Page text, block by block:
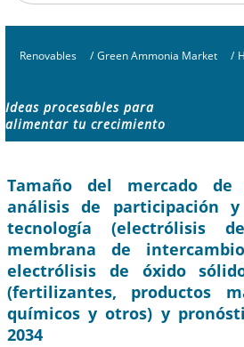
Renovables / Green Ammonia Market /
Ideas procesables para
alimentar tu crecimiento
Tamaño del mercado de
análisis de participación
tecnología (electrólisis
membrana de
electrólisis de óxido
(fertilizantes, productos
químicos y otros) y
2034